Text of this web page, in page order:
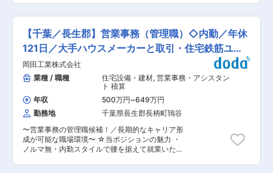
打診いたします。 当社の品質管理として、製品出
荷前の以下業務を担当いただきます。 ◇工程管理
(作業工程を適切な状態に管理) ◇品質検証(製品
や工程が確かなものであるかを検証・保証) ◇不
適合な製品ができてしまった場合の再発防止に向
け、工程異常の原因追求と対策、工程改善などを
実施 など ※製品の仕様説明などの顧客対応につ
いては当社の盤について知識や経験が身についた
後、お任せする場合もございます。 ■入社後につ
いて ご本人様のご経験・スキルによって、約1ヵ
月の研修プログラムもご用意しております。 業務
では検査におけるマニュアルもございますが、そ
れをもってお一人で作業してもらうわけではな
く、先輩とのOJTも合わせて行いますので、ご安
心ください。 また、品質管理でご経験を積んだ後
はご希望のキャリアプランや適性に応じて、設計
【千葉／長生郡】営業事務（管理職）◇内勤／年休
121日／大手ハウスメーカーと取引・住宅鉄筋ユニ
ット
岡田工業株式会社
業種 / 職種
住宅設備・建材, 営業事務・アシスタン
ト 積算
年収
500万円~649万円
勤務地
千葉県長生郡長柄町鴇谷
〜営業事務の管理職候補！／長期的なキャリア形
成が可能な職場環境〜 ☆当ポジションの魅力 ・
ノルマ無・内勤スタイルで腰を据えて就業いただ